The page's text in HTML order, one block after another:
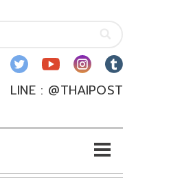
LINE : @THAIPOST